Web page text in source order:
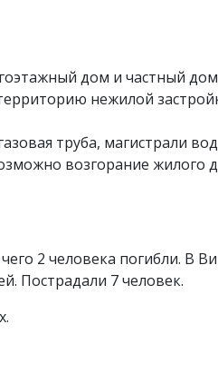
дом и частный
нежилой
труба, магистрали
возгорание жилого
2 человека погибли. В
Пострадали 7 человек.